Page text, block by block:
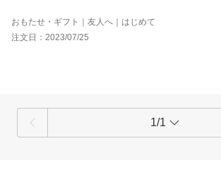
おもたせ・ギフト｜友人へ｜はじめて
注文日：2023/07/25
1/1